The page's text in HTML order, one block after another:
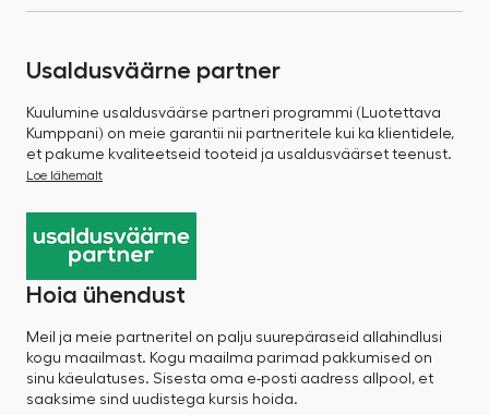
Usaldusväärne partner
Kuulumine usaldusväärse partneri programmi (Luotettava
Kumppani) on meie garantii nii partneritele kui ka klientidele,
et pakume kvaliteetseid tooteid ja usaldusväärset teenust.
Loe lähemalt
Hoia ühendust
Meil ja meie partneritel on palju suurepäraseid allahindlusi
kogu maailmast. Kogu maailma parimad pakkumised on
sinu käeulatuses. Sisesta oma e-posti aadress allpool, et
saaksime sind uudistega kursis hoida.